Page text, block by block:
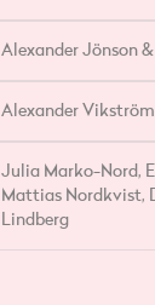
Alexander Jönson
Alexander Vikström
Julia Marko-Nord,
Mattias Nordkvist,
Lindberg